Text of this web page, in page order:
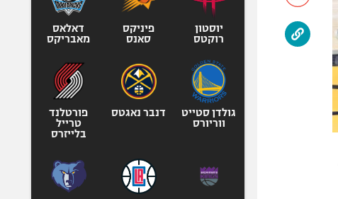
יוסטון
רוקטס
פיניקס
סאנס
דאלאס
מאבריקס
גולדן סטייט
ווריורס
דנבר נאגטס
פורטלנד
טרייל
בלייזרס